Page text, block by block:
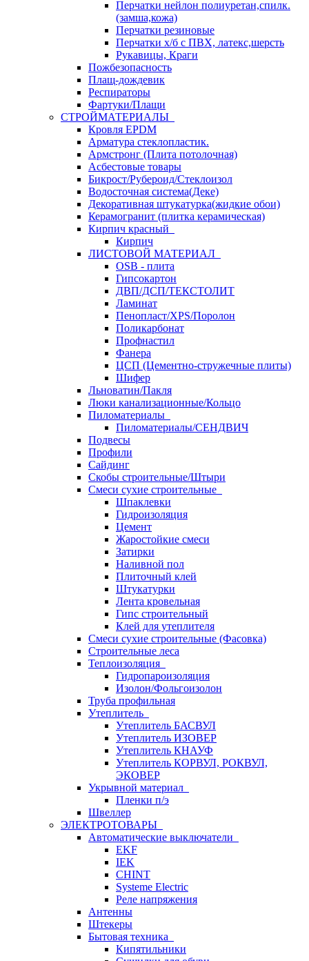
Перчатки нейлон полиуретан,спилк.
(замша,кожа)
Перчатки резиновые
Перчатки х/б с ПВХ, латекс,шерсть
Рукавицы, Краги
Пожбезопасность
Плащ-дождевик
Респираторы
Фартуки/Плащи
СТРОЙМАТЕРИАЛЫ
Кровля ЕРDM
Арматура стеклопластик.
Армстронг (Плита потолочная)
Асбестовые товары
Бикрост/Рубероид/Стеклоизол
Водосточная система(Деке)
Декоративная штукатурка(жидкие обои)
Керамогранит (плитка керамическая)
Кирпич красный
Кирпич
ЛИСТОВОЙ МАТЕРИАЛ
OSB - плита
Гипсокартон
ДВП/ДСП/ТЕКСТОЛИТ
Ламинат
Пенопласт/XPS/Поролон
Поликарбонат
Профнастил
Фанера
ЦСП (Цементно-стружечные плиты)
Шифер
Льноватин/Пакля
Люки канализационные/Кольцо
Пиломатериалы
Пиломатериалы/СЕНДВИЧ
Подвесы
Профили
Сайдинг
Скобы строительные/Штыри
Смеси сухие строительные
Шпаклевки
Гидроизоляция
Цемент
Жаростойкие смеси
Затирки
Наливной пол
Плиточный клей
Штукатурки
Лента кровельная
Гипс строительный
Клей для утеплителя
Смеси сухие строительные (Фасовка)
Строительные леса
Теплоизоляция
Гидропароизоляция
Изолон/Фольгоизолон
Труба профильная
Утеплитель
Утеплитель БАСВУЛ
Утеплитель ИЗОВЕР
Утеплитель КНАУФ
Утеплитель КОРВУЛ, РОКВУЛ,
ЭКОВЕР
Укрывной материал
Пленки п/э
Швеллер
ЭЛЕКТРОТОВАРЫ
Автоматические выключатели
EKF
IEK
CHINT
Systeme Electric
Реле напряжения
Антенны
Штекеры
Бытовая техника
Кипятильники